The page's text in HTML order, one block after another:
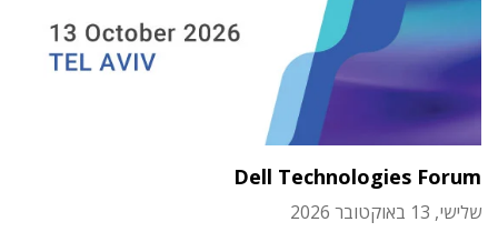
Dell Technologies Forum
שלישי, 13 באוקטובר 2026